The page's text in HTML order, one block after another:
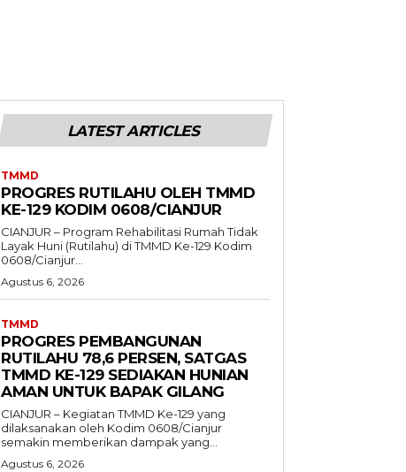
LATEST ARTICLES
TMMD
PROGRES RUTILAHU OLEH TMMD
KE-129 KODIM 0608/CIANJUR
CIANJUR – Program Rehabilitasi Rumah Tidak
Layak Huni (Rutilahu) di TMMD Ke-129 Kodim
0608/Cianjur...
Agustus 6, 2026
TMMD
PROGRES PEMBANGUNAN
RUTILAHU 78,6 PERSEN, SATGAS
TMMD KE-129 SEDIAKAN HUNIAN
AMAN UNTUK BAPAK GILANG
CIANJUR – Kegiatan TMMD Ke-129 yang
dilaksanakan oleh Kodim 0608/Cianjur
semakin memberikan dampak yang...
Agustus 6, 2026